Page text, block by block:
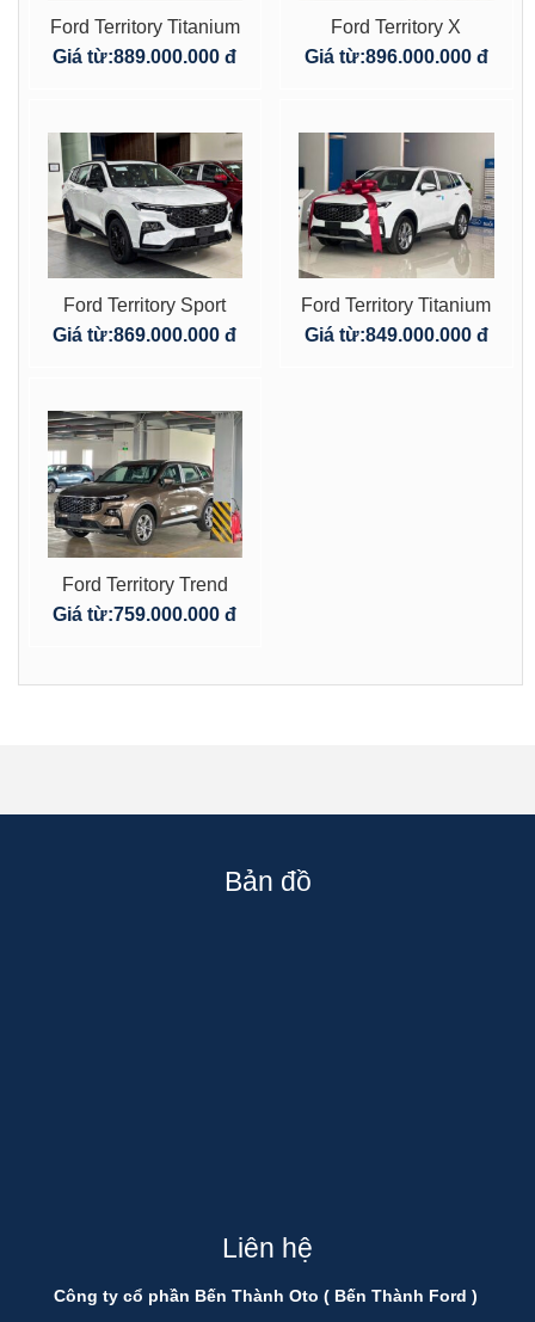
Ford Territory Titanium
X 2025 1.5L Ecoboost
Giá từ:889.000.000 đ
Ford Territory X
Facelift 2025 1.5L
Giá từ:896.000.000 đ
Ford Territory Sport
2025 1.5L Ecoboost
Giá từ:869.000.000 đ
Ford Territory Titanium
2025 1.5L Ecoboost
Giá từ:849.000.000 đ
Ford Territory Trend
Động Cơ 1.5L
Giá từ:759.000.000 đ
Bản đồ
Liên hệ
Công ty cổ phần Bến Thành Oto ( Bến Thành Ford )